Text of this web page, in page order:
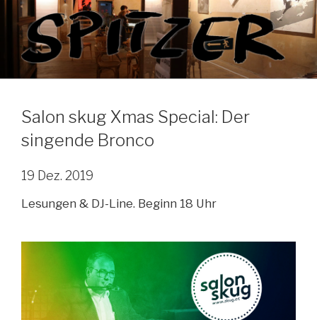
Zum
Inhalt
springen
Salon skug Xmas Special: Der
singende Bronco
19 Dez. 2019
Lesungen & DJ-Line. Beginn 18 Uhr